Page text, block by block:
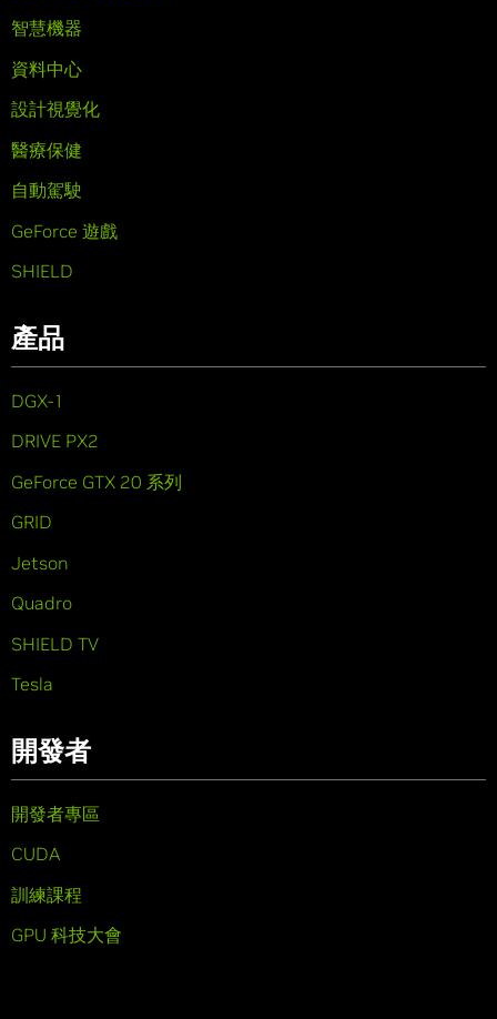
智慧機器
資料中心
設計視覺化
醫療保健
自動駕駛
GeForce 遊戲
SHIELD
產品
DGX-1
DRIVE PX2
GeForce GTX 20 系列
GRID
Jetson
Quadro
SHIELD TV
Tesla
開發者
開發者專區
CUDA
訓練課程
GPU 科技大會